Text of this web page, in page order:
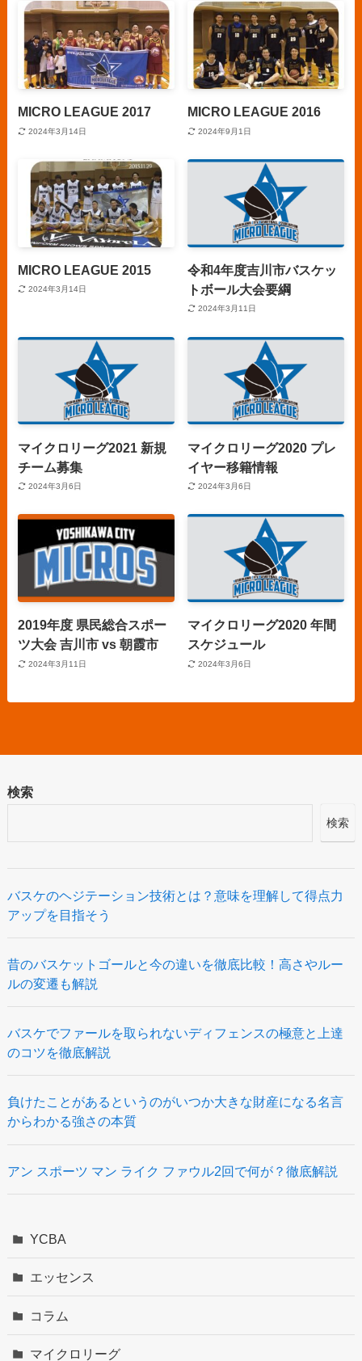
MICRO LEAGUE 2017
2024年3月14日
MICRO LEAGUE 2016
2024年9月1日
MICRO LEAGUE 2015
2024年3月14日
令和4年度吉川市バスケッ
トボール大会要綱
2024年3月11日
マイクロリーグ2021 新規
チーム募集
2024年3月6日
マイクロリーグ2020 プレ
イヤー移籍情報
2024年3月6日
2019年度 県民総合スポー
ツ大会 吉川市 vs 朝霞市
2024年3月11日
マイクロリーグ2020 年間
スケジュール
2024年3月6日
検索
検索
バスケのヘジテーション技術とは？意味を理解して得点力
アップを目指そう
昔のバスケットゴールと今の違いを徹底比較！高さやルー
ルの変遷も解説
バスケでファールを取られないディフェンスの極意と上達
のコツを徹底解説
負けたことがあるというのがいつか大きな財産になる名言
からわかる強さの本質
アン スポーツ マン ライク ファウル2回で何が？徹底解説
YCBA
エッセンス
コラム
マイクロリーグ